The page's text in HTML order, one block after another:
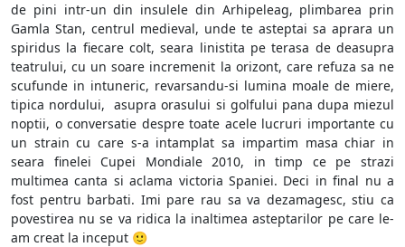
de pini intr-un din insulele din Arhipeleag, plimbarea prin
Gamla Stan, centrul medieval, unde te asteptai sa aprara un
spiridus la fiecare colt, seara linistita pe terasa de deasupra
teatrului, cu un soare incremenit la orizont, care refuza sa ne
scufunde in intuneric, revarsandu-si lumina moale de miere,
tipica nordului, asupra orasului si golfului pana dupa miezul
noptii, o conversatie despre toate acele lucruri importante cu
un strain cu care s-a intamplat sa impartim masa chiar in
seara finelei Cupei Mondiale 2010, in timp ce pe strazi
multimea canta si aclama victoria Spaniei. Deci in final nu a
fost pentru barbati. Imi pare rau sa va dezamagesc, stiu ca
povestirea nu se va ridica la inaltimea asteptarilor pe care le-
am creat la inceput 🙂